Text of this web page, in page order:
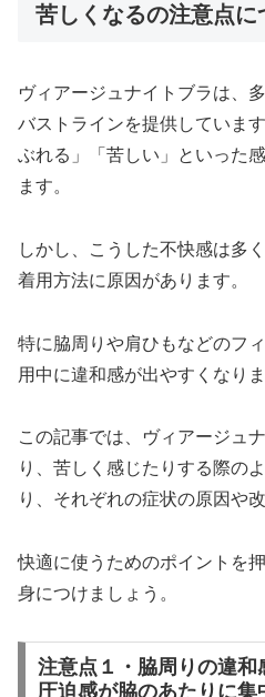
苦しくなるの注意点に
ヴィアージュナイトブラは、
バストラインを提供していま
ぶれる」「苦しい」といった
ます。
しかし、こうした不快感は多
着用方法に原因があります。
特に脇周りや肩ひもなどのフ
用中に違和感が出やすくなりま
この記事では、ヴィアージュ
り、苦しく感じたりする際の
り、それぞれの症状の原因や
快適に使うためのポイントを
身につけましょう。
注意点１・脇周りの違
圧迫感が脇のあたりに